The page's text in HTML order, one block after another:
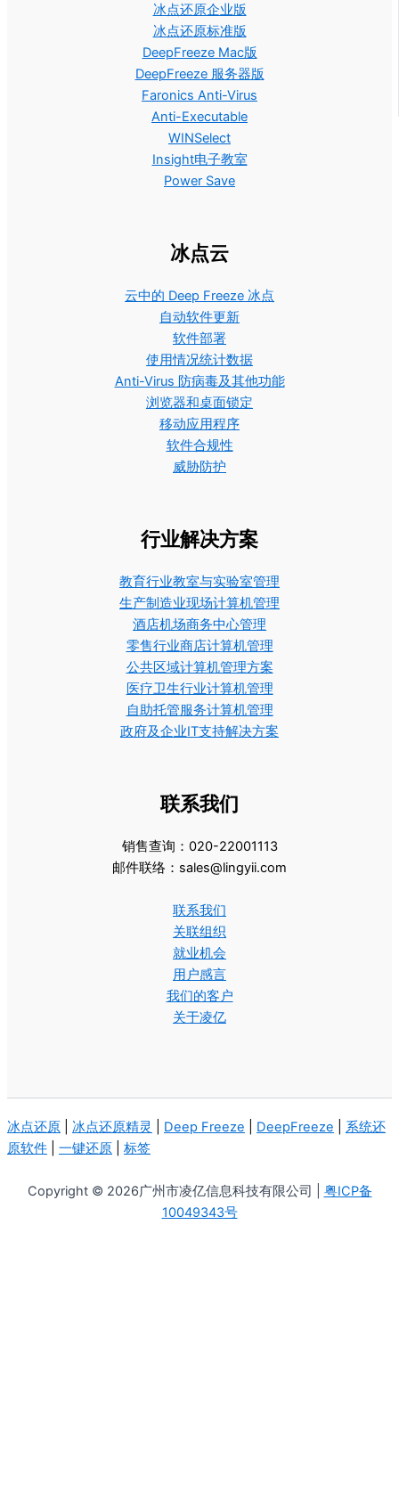
冰点还原企业版
冰点还原标准版
DeepFreeze Mac版
DeepFreeze 服务器版
Faronics Anti-Virus
Anti-Executable
WINSelect
Insight电子教室
Power Save
冰点云
云中的 Deep Freeze 冰点
自动软件更新
软件部署
使用情况统计数据
Anti-Virus 防病毒及其他功能
浏览器和桌面锁定
移动应用程序
软件合规性
威胁防护
行业解决方案
教育行业教室与实验室管理
生产制造业现场计算机管理
酒店机场商务中心管理
零售行业商店计算机管理
公共区域计算机管理方案
医疗卫生行业计算机管理
自助托管服务计算机管理
政府及企业IT支持解决方案
联系我们
销售查询：020-22001113
邮件联络：sales@lingyii.com
联系我们
关联组织
就业机会
用户感言
我们的客户
关于凌亿
冰点还原 冰点还原精灵 Deep Freeze DeepFreeze
系统还
原软件
一键还原 标签
Copyright © 2026广州市凌亿信息科技有限公司 | 粤ICP备
10049343号